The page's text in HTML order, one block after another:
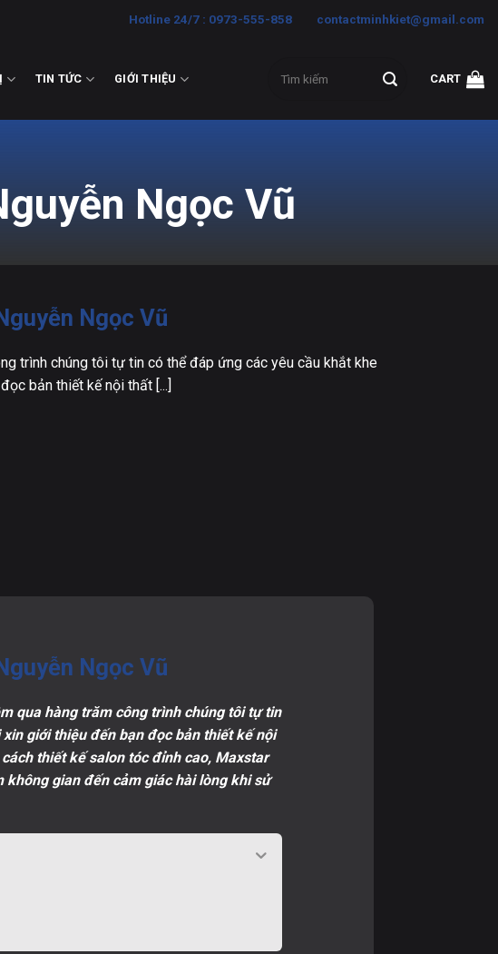
Hotline 24/7 : 0973-555-858 contactminhkiet@gmail.com
TIN TỨC GIỚI THIỆU
for:
CART
Ngọc Vũ
Ngọc Vũ
trình chúng tôi tự tin có thể đáp ứng các yêu cầu khắt khe
bản thiết kế nội thất [...]
Ngọc Vũ
qua hàng trăm công trình chúng tôi tự tin
giới thiệu đến bạn đọc bản thiết kế nội
thiết kế salon tóc đỉnh cao, Maxstar
gian đến cảm giác hài lòng khi sử